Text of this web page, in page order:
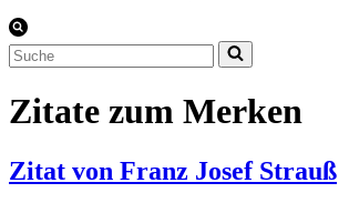
Suchen
nach …
Zitate zum Merken
Zitat von Franz Josef Strauß